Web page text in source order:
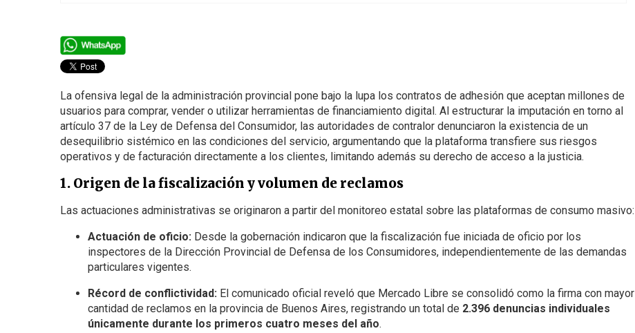
La ofensiva legal de la administración provincial pone bajo la lupa los contratos de adhesión que aceptan millones de
usuarios para comprar, vender o utilizar herramientas de financiamiento digital. Al estructurar la imputación en torno al
artículo 37 de la Ley de Defensa del Consumidor, las autoridades de contralor denunciaron la existencia de un
desequilibrio sistémico en las condiciones del servicio, argumentando que la plataforma transfiere sus riesgos
operativos y de facturación directamente a los clientes, limitando además su derecho de acceso a la justicia.
1. Origen de la fiscalización y volumen de reclamos
Las actuaciones administrativas se originaron a partir del monitoreo estatal sobre las plataformas de consumo masivo:
Actuación de oficio: Desde la gobernación indicaron que la fiscalización fue iniciada de oficio por los
inspectores de la Dirección Provincial de Defensa de los Consumidores, independientemente de las demandas
particulares vigentes.
Récord de conflictividad: El comunicado oficial reveló que Mercado Libre se consolidó como la firma con mayor
cantidad de reclamos en la provincia de Buenos Aires, registrando un total de 2.396 denuncias individuales
únicamente durante los primeros cuatro meses del año.